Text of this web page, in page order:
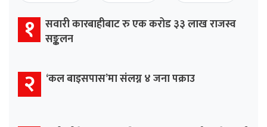
१ सवारी कारबाहीबाट रु एक करोड ३३ लाख राजस्व
सङ्कलन
२ ‘कल बाइसपास’मा संलग्न ४ जना पक्राउ